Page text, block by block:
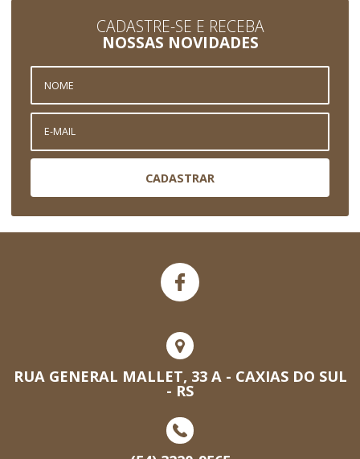
CADASTRE-SE E RECEBA
NOSSAS NOVIDADES
CADASTRAR
RUA GENERAL MALLET, 33 A - CAXIAS DO SUL
- RS